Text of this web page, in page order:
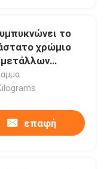
το
χρώμιο
επαφή